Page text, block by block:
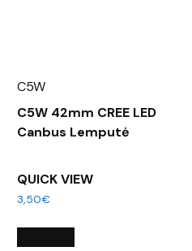
C5W
C5W 42mm CREE LED
Canbus Lemputė
QUICK VIEW
3,50€